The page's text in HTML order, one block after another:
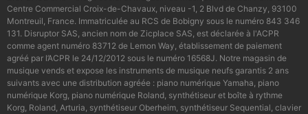
Centre Commercial Croix-de-Chavaux, niveau -1, 2 Blvd de Chanzy, 93100
Montreuil, France. Immatriculée au RCS de Bobigny sous le numéro 843 346
131. Disruptor SAS, ancien nom de Zicplace SAS, est déclarée à l'ACPR
comme agent numéro 83712 de Lemon Way, établissement de paiement
agréé par l’ACPR le 24/12/2012 sous le numéro 16568J. Notre magasin de
musique vends et expose les instruments de musique neufs garantis 2 ans
suivants avec une distribution agréée : piano numérique Yamaha, piano
numérique Korg, piano numérique Roland, synthétiseur et boîte à rythme
Korg, Roland, Arturia, synthétiseur Oberheim, synthétiseur Sequential, clavier